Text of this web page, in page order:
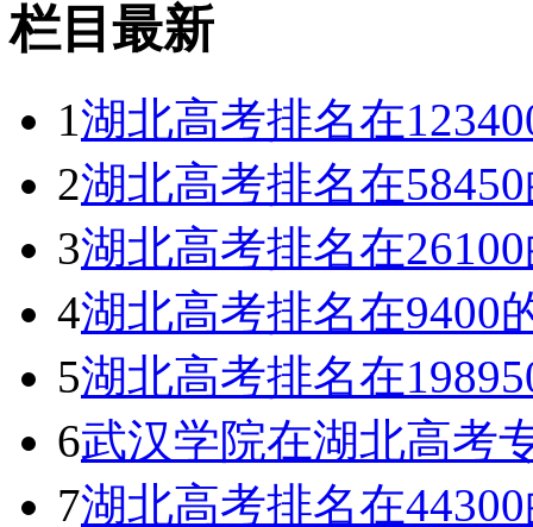
栏目最新
1湖北高考排名在
2湖北高考排名在
3湖北高考排名在
4湖北高考排名在9400
5湖北高考排名在
6武汉学院在湖北高考
7湖北高考排名在